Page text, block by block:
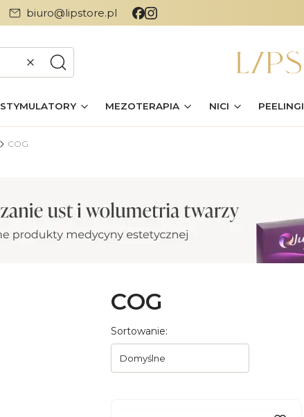
biuro@lipstore.pl
WyczyśćSzukaj
STYMULATORY MEZOTERAPIA NICI PEELINGI
COG
COG
Lista produktów
Sortowanie:
Domyślne